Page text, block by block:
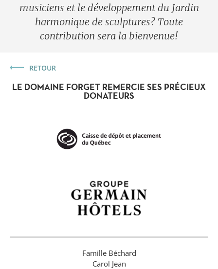
musiciens et le développement du Jardin
harmonique de sculptures? Toute
contribution sera la bienvenue!
RETOUR
LE DOMAINE FORGET REMERCIE SES PRÉCIEUX
DONATEURS
Famille Béchard
Carol Jean